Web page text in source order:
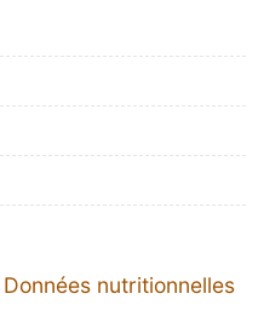
Données nutritionnelles